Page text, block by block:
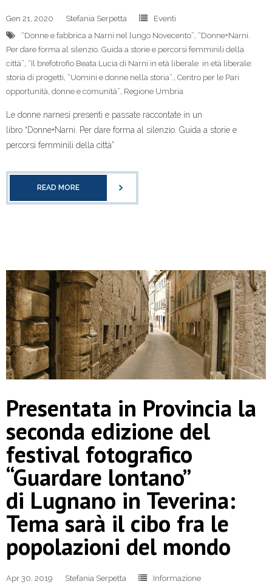
Gen 21, 2020 Stefania Serpetta
Eventi
“Donne e fabbrica a Narni nel lungo Novecento” “Donne+Narni.
Per dare forma al silenzio. Guida a storie e percorsi femminili della
città” “Il brefotrofio Beata Lucia di Narni in età liberale in età liberale:
storia di progetti “Uomini e donne nella storia”. Centro per le Pari
opportunità donne e comunità” Regione Umbria
Le donne narnesi presenti e passate raccontate in un
libro “Donne+Narni. Per dare forma al silenzio. Guida a storie e
percorsi femminili della città”
READ MORE
Presentata in Provincia la
seconda edizione del
festival fotografico
“Guardare lontano”
di Lugnano in Teverina:
Tema sarà il cibo fra le
popolazioni del mondo
Apr 30, 2019 Stefania Serpetta
Informazione